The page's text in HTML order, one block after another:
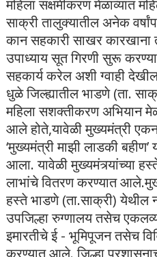
महिला सक्षमीकरण मेळाव्यात
साक्री तालुक्यातील अनेक
कान सहकारी साखर कारखाना
उपाध्याय सूत गिरणी सुरू
सहकार्य करेल अशी ग्वाही देखील
धुळे जिल्ह्यातील भाडणे (ता.
महिला सशक्तीकरण अभियान
आले होते,यावेळी मुख्यमंत्री
‘मुख्यमंत्री माझी लाडकी
आला. यावेळी मुख्यमंत्र्यांच्या
लाभांचे वितरण करण्यात
हस्ते भाडणे (ता.साक्री) येथील
उपजिल्हा रुग्णालय तसेच
इमारतीचे ई - भूमिपूजन तसेच
करण्यात आले. जिल्हा